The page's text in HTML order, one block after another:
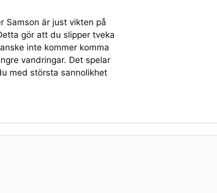
Samson är just vikten på
gör att du slipper tveka
inte kommer komma
vandringar. Det spelar
med största sannolikhet